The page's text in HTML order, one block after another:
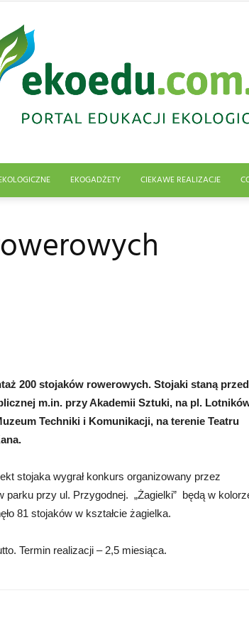
EKOGADŻETY CIEKAWE REALIZACJE
200 stojaków rowerowych. Stojaki staną
m.in. przy Akademii Sztuki, na pl.
Techniki i Komunikacji, na terenie Teatru
stojaka wygrał konkurs organizowany przez
parku przy ul. Przygodnej. „Żagielki” będą w
81 stojaków w kształcie żagielka.
Termin realizacji – 2,5 miesiąca.